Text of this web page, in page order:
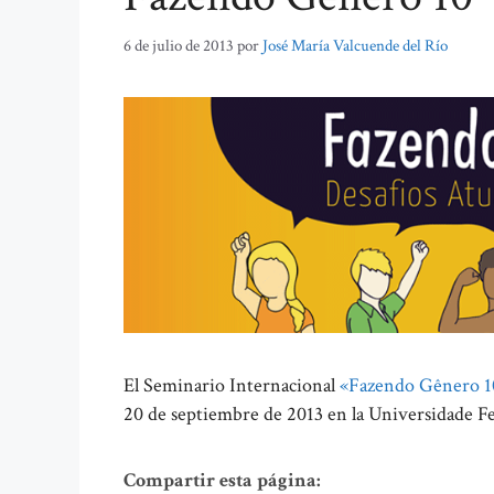
6 de julio de 2013 por José María Valcuende del Río
El Seminario Internacional«Fazendo Gênero
20 de septiembre de 2013 en la Universidade
Compartir esta página: